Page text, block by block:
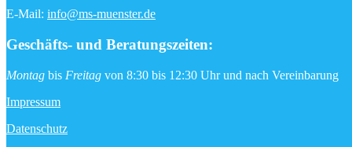
E-Mail: info@ms-muenster.de
Geschäfts- und Beratungszeiten:
Montag bis Freitag von 8:30 bis 12:30 Uhr und nach Vereinbarung
Impressum
Datenschutz